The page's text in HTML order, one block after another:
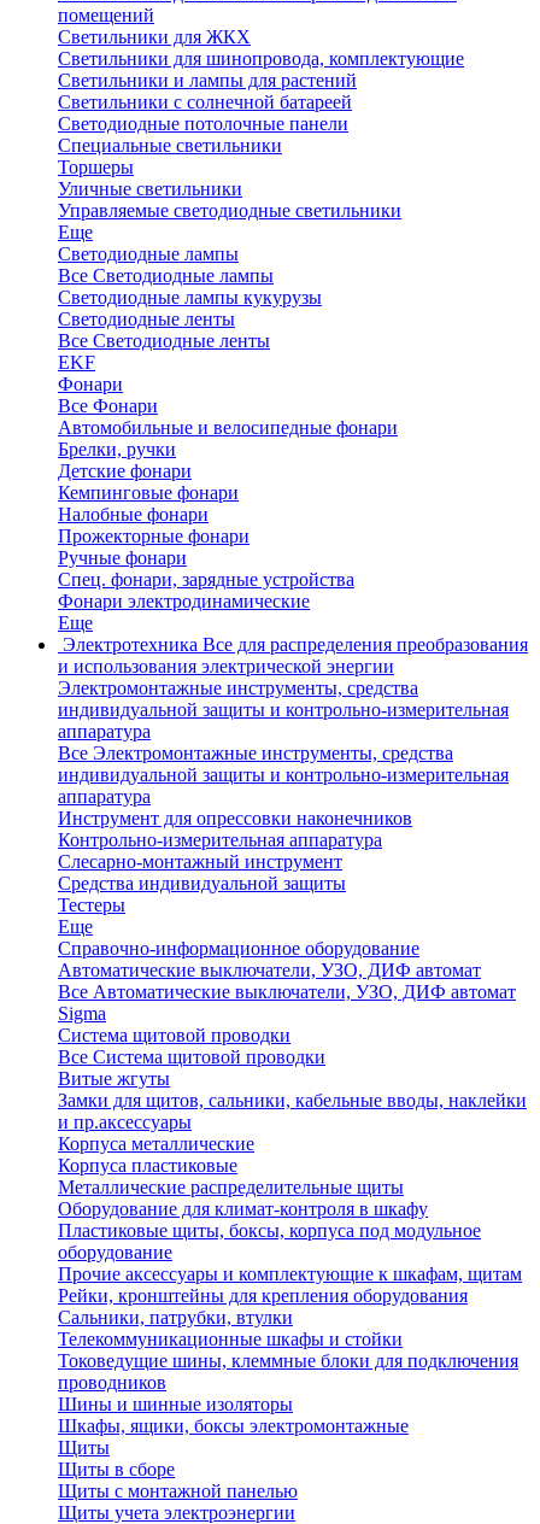
помещений
Светильники для ЖКХ
Светильники для шинопровода, комплектующие
Светильники и лампы для растений
Светильники с солнечной батареей
Светодиодные потолочные панели
Специальные светильники
Торшеры
Уличные светильники
Управляемые светодиодные светильники
Еще
Светодиодные лампы
Все Светодиодные лампы
Светодиодные лампы кукурузы
Светодиодные ленты
Все Светодиодные ленты
EKF
Фонари
Все Фонари
Автомобильные и велосипедные фонари
Брелки, ручки
Детские фонари
Кемпинговые фонари
Налобные фонари
Прожекторные фонари
Ручные фонари
Спец. фонари, зарядные устройства
Фонари электродинамические
Еще
Электротехника Все для распределения преобразования
и использования электрической энергии
Электромонтажные инструменты, средства
индивидуальной защиты и контрольно-измерительная
аппаратура
Все Электромонтажные инструменты, средства
индивидуальной защиты и контрольно-измерительная
аппаратура
Инструмент для опрессовки наконечников
Контрольно-измерительная аппаратура
Слесарно-монтажный инструмент
Средства индивидуальной защиты
Тестеры
Еще
Справочно-информационное оборудование
Автоматические выключатели, УЗО, ДИФ автомат
Все Автоматические выключатели, УЗО, ДИФ автомат
Sigma
Система щитовой проводки
Все Система щитовой проводки
Витые жгуты
Замки для щитов, сальники, кабельные вводы, наклейки
и пр.аксессуары
Корпуса металлические
Корпуса пластиковые
Металлические распределительные щиты
Оборудование для климат-контроля в шкафу
Пластиковые щиты, боксы, корпуса под модульное
оборудование
Прочие аксессуары и комплектующие к шкафам, щитам
Рейки, кронштейны для крепления оборудования
Сальники, патрубки, втулки
Телекоммуникационные шкафы и стойки
Токоведущие шины, клеммные блоки для подключения
проводников
Шины и шинные изоляторы
Шкафы, ящики, боксы электромонтажные
Щиты
Щиты в сборе
Щиты с монтажной панелью
Щиты учета электроэнергии